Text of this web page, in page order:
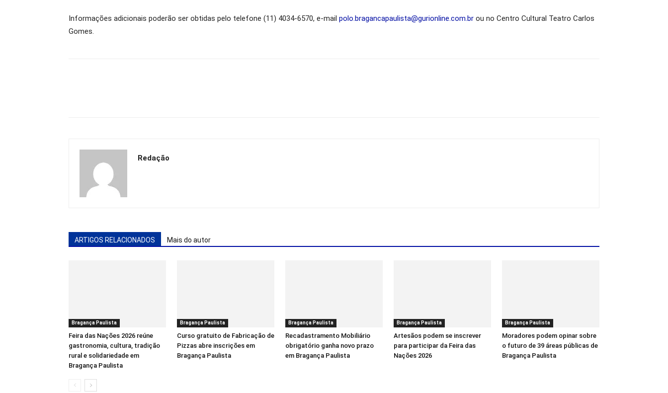
Informações adicionais poderão ser obtidas pelo telefone (11) 4034-6570, e-mail polo.bragancapaulista@gurionline.com.br ou no Centro Cultural Teatro Carlos
Gomes.
Redação
ARTIGOS RELACIONADOS Mais do autor
Bragança Paulista
Feira das Nações 2026 reúne
gastronomia, cultura, tradição
rural e solidariedade em
Bragança Paulista
Bragança Paulista
Curso gratuito de Fabricação de
Pizzas abre inscrições em
Bragança Paulista
Bragança Paulista
Recadastramento Mobiliário
obrigatório ganha novo prazo
em Bragança Paulista
Bragança Paulista
Artesãos podem se inscrever
para participar da Feira das
Nações 2026
Bragança Paulista
Moradores podem opinar sobre
o futuro de 39 áreas públicas de
Bragança Paulista